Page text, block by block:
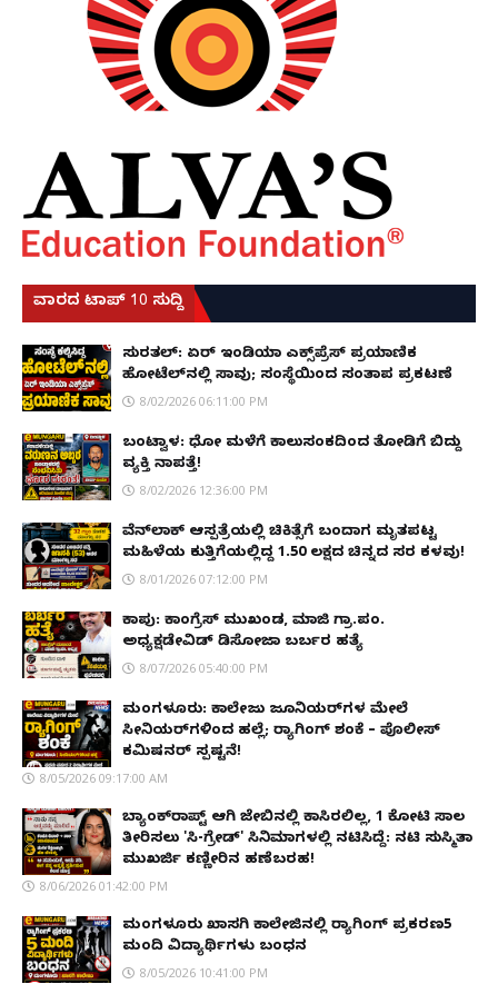
ವಾರದ ಟಾಪ್ 10 ಸುದ್ದಿ
ಸುರತ್ಕಲ್: ಏರ್ ಇಂಡಿಯಾ ಎಕ್ಸ್‌ಪ್ರೆಸ್ ಪ್ರಯಾಣಿಕ
ಹೋಟೆಲ್‌ನಲ್ಲಿ ಸಾವು; ಸಂಸ್ಥೆಯಿಂದ ಸಂತಾಪ ಪ್ರಕಟಣೆ
8/02/2026 06:11:00 PM
ಬಂಟ್ವಾಳ: ಧೋ ಮಳೆಗೆ ಕಾಲುಸಂಕದಿಂದ ತೋಡಿಗೆ ಬಿದ್ದು
ವ್ಯಕ್ತಿ ನಾಪತ್ತೆ!
8/02/2026 12:36:00 PM
ವೆನ್‌ಲಾಕ್ ಆಸ್ಪತ್ರೆಯಲ್ಲಿ ಚಿಕಿತ್ಸೆಗೆ ಬಂದಾಗ ಮೃತಪಟ್ಟ
ಮಹಿಳೆಯ ಕುತ್ತಿಗೆಯಲ್ಲಿದ್ದ ₹1.50 ಲಕ್ಷದ ಚಿನ್ನದ ಸರ ಕಳವು!
8/01/2026 07:12:00 PM
ಕಾಪು: ಕಾಂಗ್ರೆಸ್ ಮುಖಂಡ, ಮಾಜಿ ಗ್ರಾ.ಪಂ.
ಅಧ್ಯಕ್ಷಡೇವಿಡ್ ಡಿಸೋಜಾ ಬರ್ಬರ ಹತ್ಯೆ
8/07/2026 05:40:00 PM
ಮಂಗಳೂರು: ಕಾಲೇಜು ಜೂನಿಯರ್‌ಗಳ ಮೇಲೆ
ಸೀನಿಯರ್‌ಗಳಿಂದ ಹಲ್ಲೆ; ರ‌್ಯಾಗಿಂಗ್ ಶಂಕೆ – ಪೊಲೀಸ್
ಕಮಿಷನರ್ ಸ್ಪಷ್ಟನೆ!
8/05/2026 09:17:00 AM
ಬ್ಯಾಂಕ್‌ರಾಪ್ಟ್‌ ಆಗಿ ಜೇಬಿನಲ್ಲಿ ಕಾಸಿರಲಿಲ್ಲ, ₹1 ಕೋಟಿ ಸಾಲ
ತೀರಿಸಲು 'ಸಿ-ಗ್ರೇಡ್' ಸಿನಿಮಾಗಳಲ್ಲಿ ನಟಿಸಿದ್ದೆ: ನಟಿ ಸುಸ್ಮಿತಾ
ಮುಖರ್ಜಿ ಕಣ್ಣೀರಿನ ಹಣೆಬರಹ!
8/06/2026 01:42:00 PM
ಮಂಗಳೂರು ಖಾಸಗಿ ಕಾಲೇಜಿನಲ್ಲಿ ರ‌್ಯಾಗಿಂಗ್ ಪ್ರಕರಣ5
ಮಂದಿ ವಿದ್ಯಾರ್ಥಿಗಳು ಬಂಧನ
8/05/2026 10:41:00 PM